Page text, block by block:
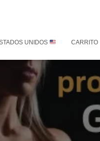
UNIDOS CARRITO